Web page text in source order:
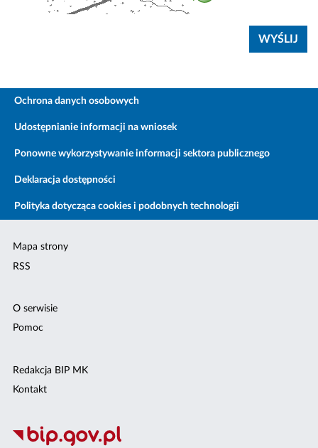
Ochrona danych osobowych
Udostępnianie informacji na wniosek
Ponowne wykorzystywanie informacji sektora publicznego
Deklaracja dostępności
Polityka dotycząca cookies i podobnych technologii
Mapa strony
RSS
O serwisie
Pomoc
Redakcja BIP MK
Kontakt